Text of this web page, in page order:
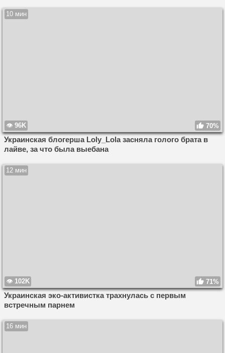
10 мин
96K 70%
Украинская блогерша Loly_Lola засняла голого брата в
лайве, за что была выебана
12 мин
102K 71%
Украинская эко-активистка трахнулась с первым
встречным парнем
16 мин